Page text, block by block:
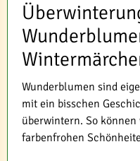
Wunderblumen sind
mit ein bisschen
überwintern. So
farbenfrohen